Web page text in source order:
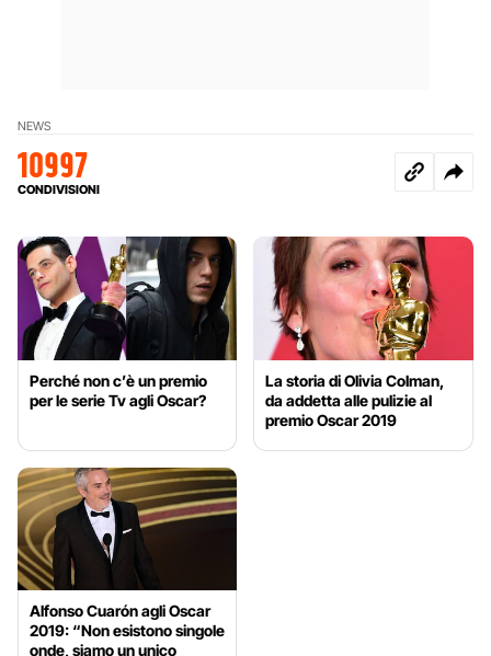
NEWS
10997
CONDIVISIONI
Perché non c’è un premio
per le serie Tv agli Oscar?
La storia di Olivia Colman,
da addetta alle pulizie al
premio Oscar 2019
Alfonso Cuarón agli Oscar
2019: “Non esistono singole
onde, siamo un unico